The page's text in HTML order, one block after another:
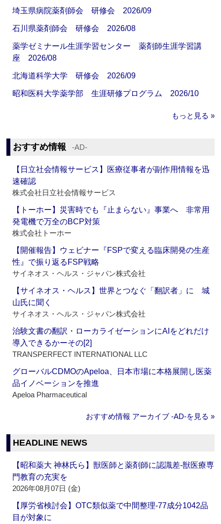
埼玉県病院薬剤師会 研修会 2026/09
石川県薬剤師会 研修会 2026/08
薬学ゼミナール生涯学習センター 薬剤師生涯学習講
座 2026/08
北海道科学大学 研修会 2026/09
昭和医科大学薬学部 生涯研修プログラム 2026/10
もっと見る »
おすすめ情報 ‐AD‐
【日立社会情報サービス】医療従事者が副作用情報を迅
速確認
株式会社日立社会情報サービス
【トーホー】災害時でも『止まらない』事業へ 非常用
発電機で万全のBCP対策
株式会社トーホー
【開催報告】ウェビナー『FSPで変える臨床開発の生産
性』で振り返るFSP戦略
サイネオス・ヘルス・ジャパン株式会社
【サイネオス・ヘルス】世界とつなぐ「翻訳者」に 城
山氏に聞く
サイネオス・ヘルス・ジャパン株式会社
治験文書の翻訳・ローカライゼーションにAIをどれだけ
導入できるかーその[2]
TRANSPERFECT INTERNATIONAL LLC
グローバルCDMOのApeloa、日本市場に本格展開し医薬
品イノベーションを推進
Apeloa Pharmaceutical
おすすめ情報 アーカイブ ‐AD‐を見る »
HEADLINE NEWS
【昭和薬大 神林氏ら】獣医師と薬剤師に認識差‐獣医療専
門教育の充実を
2026年08月07日 (金)
【厚労省検討会】OTC類似薬で中間整理‐77成分1042品
目が対象に